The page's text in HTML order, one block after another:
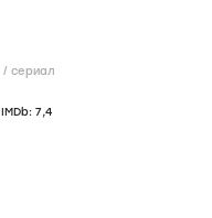
/ сериал
IMDb: 7,4